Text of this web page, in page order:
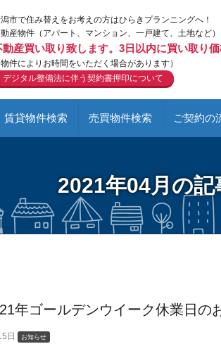
市で住み替えをお考えの方はひらきプランニングへ！
産物件（アパート、マンション、一戸建て、土地など）
動産買い取り致します。3日以内に買い取り価
物件によりお時間をいただく場合があります）
デジタル整備法に伴う契約書押印について
賃貸物件検索 売買物件検索 ご契約の
2021年04月の記
年ゴールデンウイーク休業日
日 お知らせ